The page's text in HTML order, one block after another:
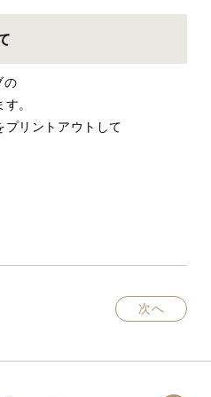
の
。
プリントアウトして
次へ